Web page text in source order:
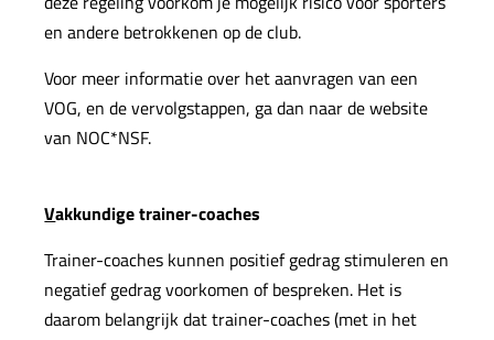
en andere betrokkenen op de club.
Voor meer informatie over het aanvragen van een
VOG, en de vervolgstappen, ga dan naar de website
van NOC*NSF.
Vakkundigetrainer-coaches
Trainer-coaches kunnen positief gedrag stimuleren en
negatief gedrag voorkomen of bespreken. Het is
daarom belangrijk dat trainer-coaches (met in het